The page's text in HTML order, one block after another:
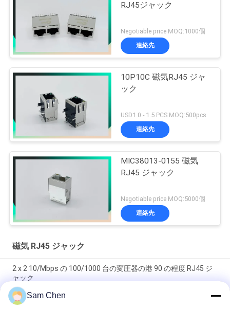
RJ45ジャック
Negotiable price MOQ:1000個
連絡先
10P10C 磁気RJ45 ジャ
ック
USD1.0 - 1.5 PCS MOQ:500pcs
連絡先
MIC38013-0155 磁気
RJ45 ジャック
Negotiable price MOQ:5000個
連絡先
磁気 RJ45 ジャック
2 x 2 10/Mbps の 100/1000 台の変圧器の港 90 の程度 RJ45 ジ
ャック
PBT のイーサネット RJ45 ジャック RMA-065BC-20F6-YG 2 x 1
Sam Chen